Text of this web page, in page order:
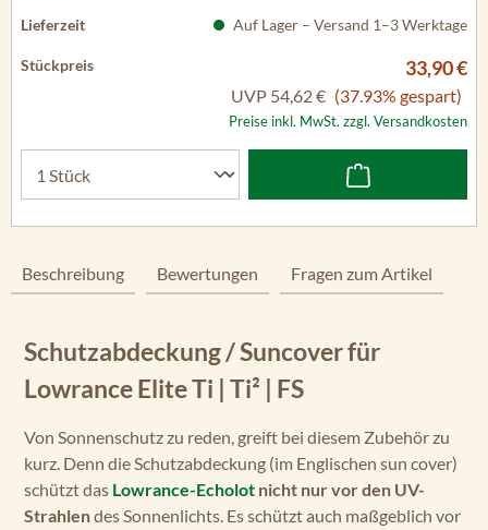
Auf Lager – Versand 1–3 Werktage
33,90 €
UVP 54,62 € (37.93% gespart)
Preise inkl. MwSt. zzgl. Versandkosten
Beschreibung Bewertungen Fragen zum Artikel
Schutzabdeckung / Suncover für
Lowrance Elite Ti | Ti² | FS
Von Sonnenschutz zu reden, greift bei diesem Zubehör zu
kurz. Denn die Schutzabdeckung (im Englischen sun cover)
schützt das Lowrance-Echolot nicht nur vor den UV-
Strahlendes Sonnenlichts. Es schützt auch maßgeblich vor